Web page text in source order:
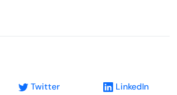
Twitter LinkedIn